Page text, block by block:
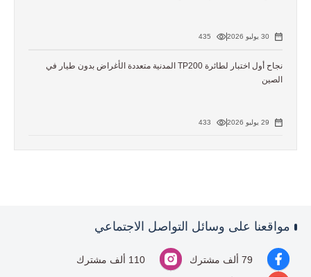
30 يوليو 2026 435
نجاح أول اختبار لطائرة TP200 المدنية متعددة الأغراض بدون طيار في
الصين
29 يوليو 2026 433
مواقعنا على وسائل التواصل الاجتماعي
79 ألف مشترك 110 ألف مشترك